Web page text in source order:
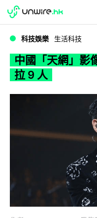
WWDC 2026
科技娛樂 生活科技
中國「天網」影
拉 9 人